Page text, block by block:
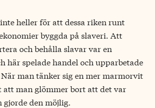
heller för att dessa riken runt
byggda på slaveri. Att
och behålla slavar var en
här spelade handel och upparbetade
man tänker sig en mer marmorvit
man glömmer bort att det var
gjorde den möjlig.